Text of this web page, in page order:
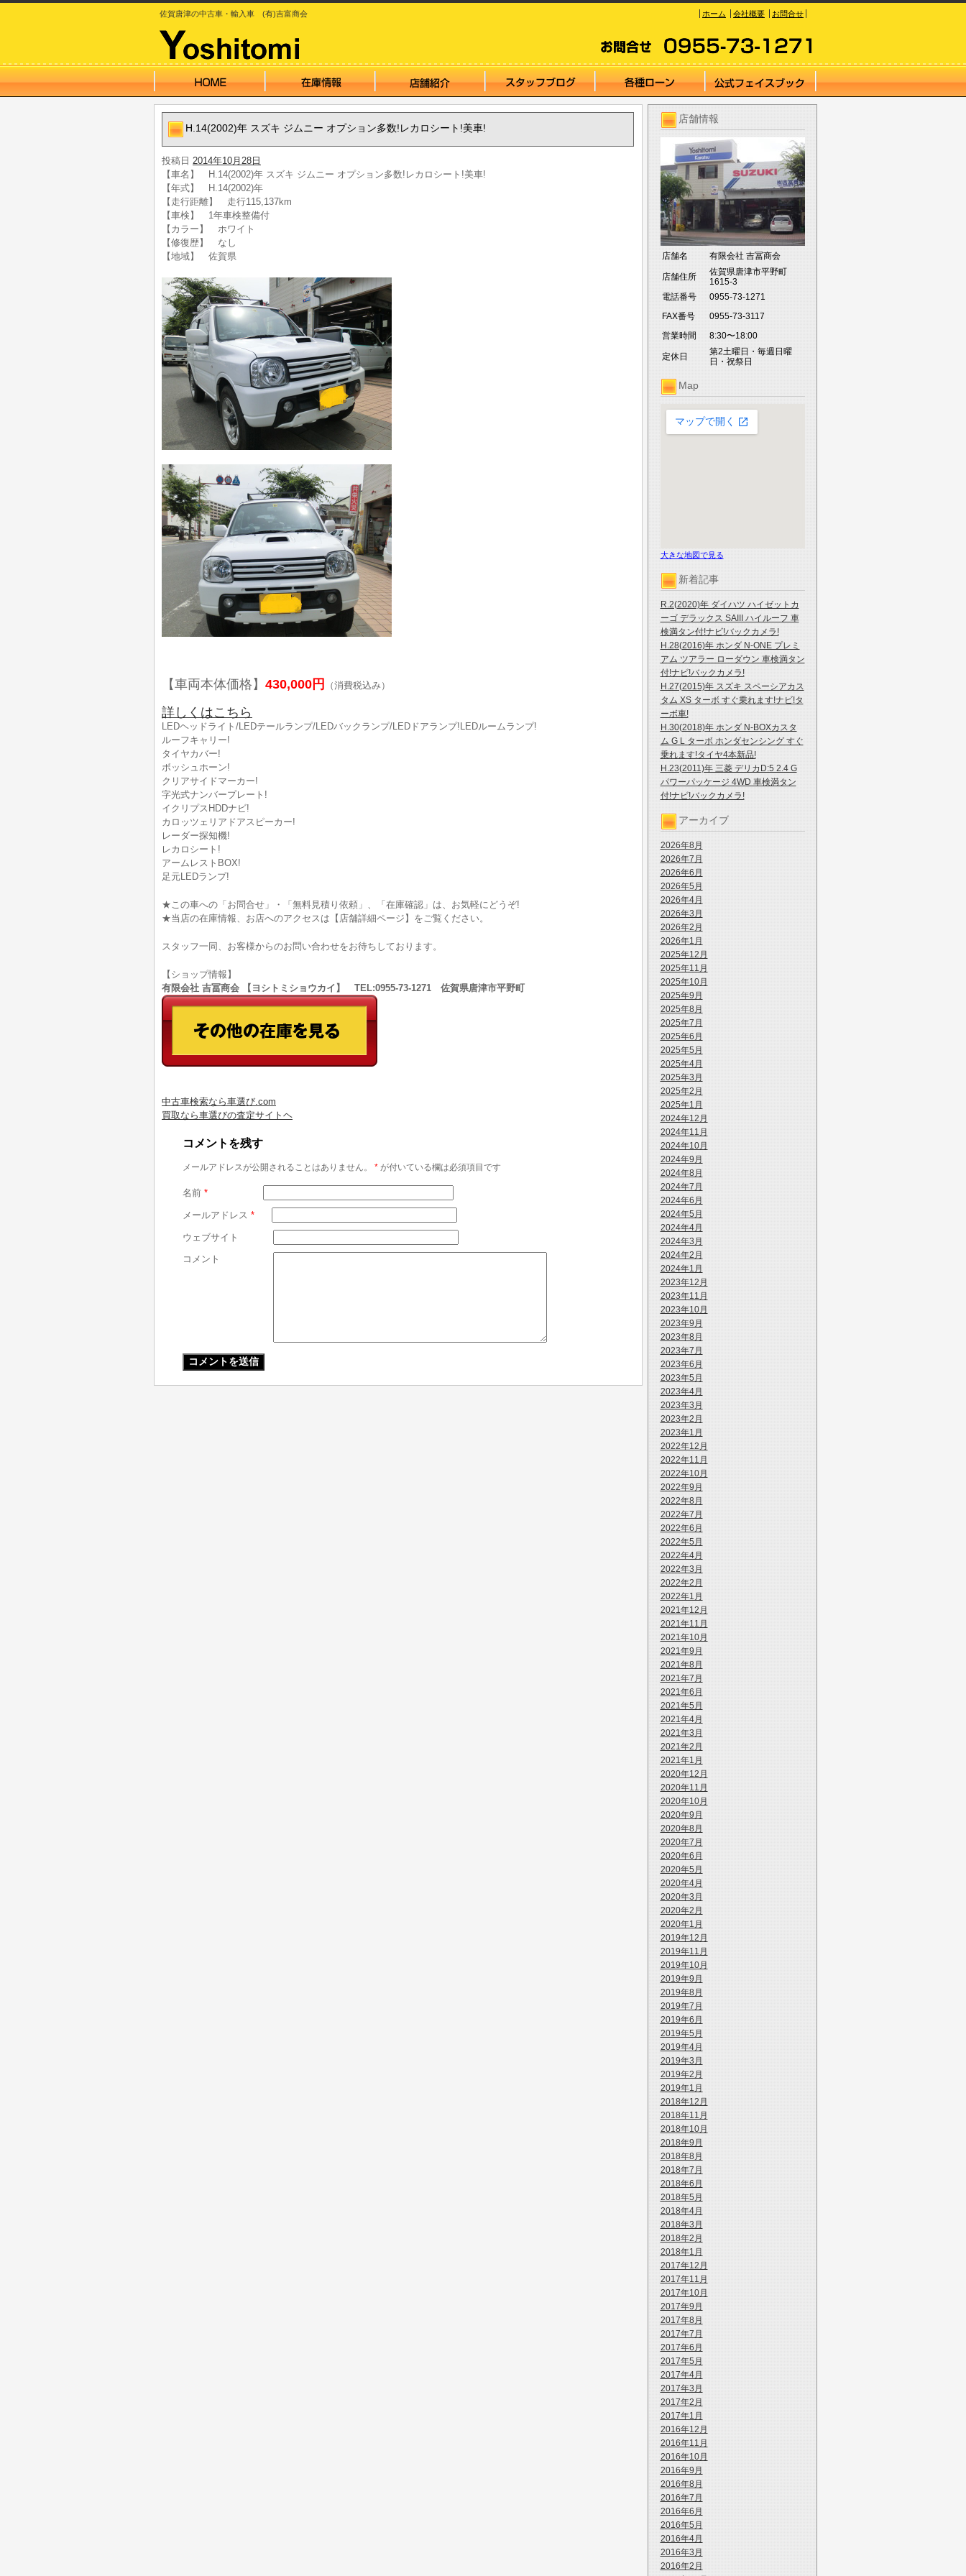
佐賀唐津の中古車・輸入車 (有)吉富商会 ホーム 会社概要 お問合せ
店舗情報
店舗名 有限会社 吉冨商会
店舗住所
佐賀県唐津市平野町
1615-3
電話番号
0955-73-1271
FAX番号
0955-73-3117
営業時間
8:30〜18:00
定休日
第2土曜日・毎週日曜
日・祝祭日
Map
大きな地図で見る
新着記事
R.2(2020)年 ダイハツ ハイゼットカ
ーゴ デラックス SAIII ハイルーフ 車
検満タン付!ナビ!バックカメラ!
H.28(2016)年 ホンダ N-ONE プレミ
アム ツアラー ローダウン 車検満タン
付!ナビ!バックカメラ!
H.27(2015)年 スズキ スペーシアカス
タム XS ターボ すぐ乗れます!ナビ!タ
ーボ車!
H.30(2018)年 ホンダ N-BOXカスタ
ム G L ターボ ホンダセンシング すぐ
乗れます!タイヤ4本新品!
H.23(2011)年 三菱 デリカD:5 2.4 G
パワーパッケージ 4WD 車検満タン
付!ナビ!バックカメラ!
アーカイブ
2026年8月
2026年7月
2026年6月
2026年5月
2026年4月
2026年3月
2026年2月
2026年1月
2025年12月
2025年11月
2025年10月
2025年9月
2025年8月
2025年7月
2025年6月
2025年5月
2025年4月
2025年3月
2025年2月
2025年1月
2024年12月
2024年11月
2024年10月
2024年9月
2024年8月
2024年7月
2024年6月
2024年5月
2024年4月
2024年3月
2024年2月
2024年1月
2023年12月
2023年11月
2023年10月
2023年9月
2023年8月
2023年7月
2023年6月
2023年5月
2023年4月
2023年3月
2023年2月
2023年1月
2022年12月
2022年11月
2022年10月
2022年9月
2022年8月
2022年7月
2022年6月
2022年5月
2022年4月
2022年3月
2022年2月
2022年1月
2021年12月
2021年11月
2021年10月
2021年9月
2021年8月
2021年7月
2021年6月
2021年5月
2021年4月
2021年3月
2021年2月
2021年1月
2020年12月
2020年11月
2020年10月
2020年9月
2020年8月
2020年7月
2020年6月
2020年5月
2020年4月
2020年3月
2020年2月
2020年1月
2019年12月
2019年11月
2019年10月
2019年9月
2019年8月
2019年7月
2019年6月
2019年5月
2019年4月
2019年3月
2019年2月
2019年1月
2018年12月
2018年11月
2018年10月
2018年9月
2018年8月
2018年7月
2018年6月
2018年5月
2018年4月
2018年3月
2018年2月
2018年1月
2017年12月
2017年11月
2017年10月
2017年9月
2017年8月
2017年7月
2017年6月
2017年5月
2017年4月
2017年3月
2017年2月
2017年1月
2016年12月
2016年11月
2016年10月
2016年9月
2016年8月
2016年7月
2016年6月
2016年5月
2016年4月
2016年3月
2016年2月
H.14(2002)年 スズキ ジムニー オプション多数!レカロシート!美車!
投稿日 2014年10月28日
【車名】 H.14(2002)年 スズキ ジムニー オプション多数!レカロシート!美車!
【年式】 H.14(2002)年
【走行距離】 走行115,137km
【車検】 1年車検整備付
【カラー】 ホワイト
【修復歴】 なし
【地域】 佐賀県
【車両本体価格】 430,000円 （消費税込み）
詳しくはこちら
LEDヘッドライト/LEDテールランプ/LEDバックランプ/LEDドアランプ!LEDルームランプ!
ルーフキャリー!
タイヤカバー!
ボッシュホーン!
クリアサイドマーカー!
字光式ナンバープレート!
イクリプスHDDナビ!
カロッツェリアドアスピーカー!
レーダー探知機!
レカロシート!
アームレストBOX!
足元LEDランプ!
★この車への「お問合せ」・「無料見積り依頼」、「在庫確認」は、お気軽にどうぞ!
★当店の在庫情報、お店へのアクセスは【店舗詳細ページ】をご覧ください。
スタッフ一同、お客様からのお問い合わせをお待ちしております。
【ショップ情報】
有限会社 吉冨商会 【ヨシトミショウカイ】 TEL:0955-73-1271 佐賀県唐津市平野町
中古車検索なら車選び.com
買取なら車選びの査定サイトヘ
コメントを残す
メールアドレスが公開されることはありません。 * が付いている欄は必須項目です
名前 *
メールアドレス *
ウェブサイト
コメント